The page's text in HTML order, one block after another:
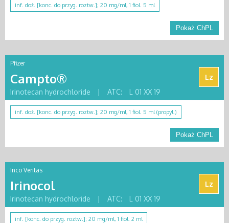
inf. doż. [konc. do przyg. roztw.]; 20 mg/ml, 1 fiol. 5 ml
Pokaż ChPL
Pfizer
Campto®
Lz
Irinotecan hydrochloride
| ATC: L 01 XX 19
inf. doż. [konc. do przyg. roztw.]; 20 mg/ml, 1 fiol. 5 ml (propyl.)
Pokaż ChPL
Inco Veritas
Irinocol
Lz
Irinotecan hydrochloride
| ATC: L 01 XX 19
inf. [konc. do przyg. roztw.]; 20 mg/ml, 1 fiol. 2 ml